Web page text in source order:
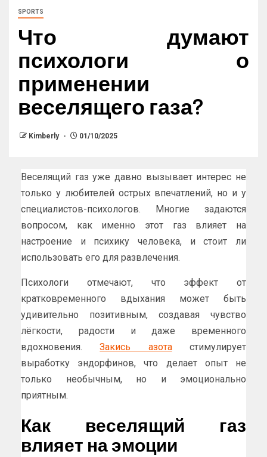
SPORTS
Что думают
психологи о
применении
веселящего газа?
Kimberly 01/10/2025
Веселящий газ уже давно вызывает интерес не
только у любителей острых впечатлений, но и у
специалистов-психологов. Многие задаются
вопросом, как именно этот газ влияет на
настроение и психику человека, и стоит ли
использовать его для развлечения.
Психологи отмечают, что эффект от
кратковременного вдыхания может быть
удивительно позитивным, создавая чувство
лёгкости, радости и даже временного
вдохновения.Закись азотастимулирует
выработку эндорфинов, что делает опыт не
только необычным, но и эмоционально
приятным.
Как веселящий газ
влияет на эмоции